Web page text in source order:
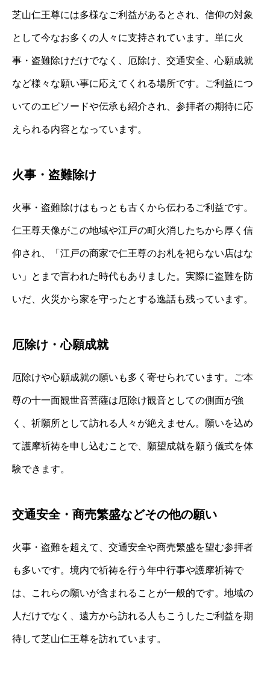
芝山仁王尊には多様なご利益があるとされ、信仰の対象
として今なお多くの人々に支持されています。単に火
事・盗難除けだけでなく、厄除け、交通安全、心願成就
など様々な願い事に応えてくれる場所です。ご利益につ
いてのエピソードや伝承も紹介され、参拝者の期待に応
えられる内容となっています。
火事・盗難除け
火事・盗難除けはもっとも古くから伝わるご利益です。
仁王尊天像がこの地域や江戸の町火消したちから厚く信
仰され、「江戸の商家で仁王尊のお札を祀らない店はな
い」とまで言われた時代もありました。実際に盗難を防
いだ、火災から家を守ったとする逸話も残っています。
厄除け・心願成就
厄除けや心願成就の願いも多く寄せられています。ご本
尊の十一面観世音菩薩は厄除け観音としての側面が強
く、祈願所として訪れる人々が絶えません。願いを込め
て護摩祈祷を申し込むことで、願望成就を願う儀式を体
験できます。
交通安全・商売繁盛などその他の願い
火事・盗難を超えて、交通安全や商売繁盛を望む参拝者
も多いです。境内で祈祷を行う年中行事や護摩祈祷で
は、これらの願いが含まれることが一般的です。地域の
人だけでなく、遠方から訪れる人もこうしたご利益を期
待して芝山仁王尊を訪れています。